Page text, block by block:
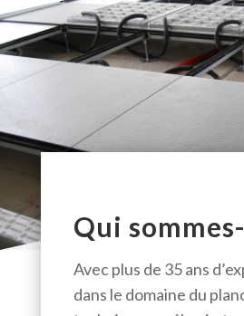
Qui
Avec plus de 35 ans
dans le domaine du